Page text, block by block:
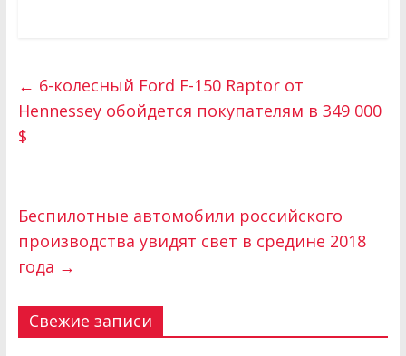
← 6-колесный Ford F-150 Raptor от
Hennessey обойдется покупателям в 349 000
$
Беспилотные автомобили российского
производства увидят свет в средине 2018
года →
Свежие записи